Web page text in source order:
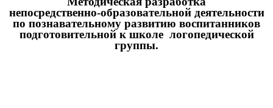
непосредственно-образовательной деятельности
по познавательному развитию воспитанников
подготовительной к школе логопедической
группы.